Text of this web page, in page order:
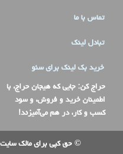
تماس با ما
تبادل لینک
خرید بک لینک برای سئو
حراج کن: جایی که هیجان حراج، با
اطمینان خرید و فروش، و سود
کسب و کار، در هم می‌آمیزند!
© حق کپی برای مالک